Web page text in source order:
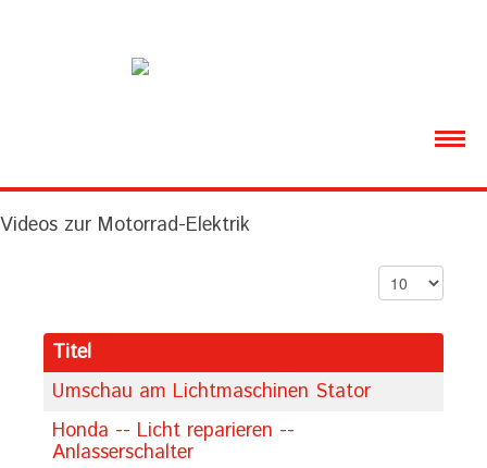
ÜBER MICH
MOTORRÄDER
GALERIE
DOWNLOADS
Videos zur Motorrad-Elektrik
Anzeige #
Titel
Umschau am Lichtmaschinen Stator
Honda -- Licht reparieren --
Anlasserschalter